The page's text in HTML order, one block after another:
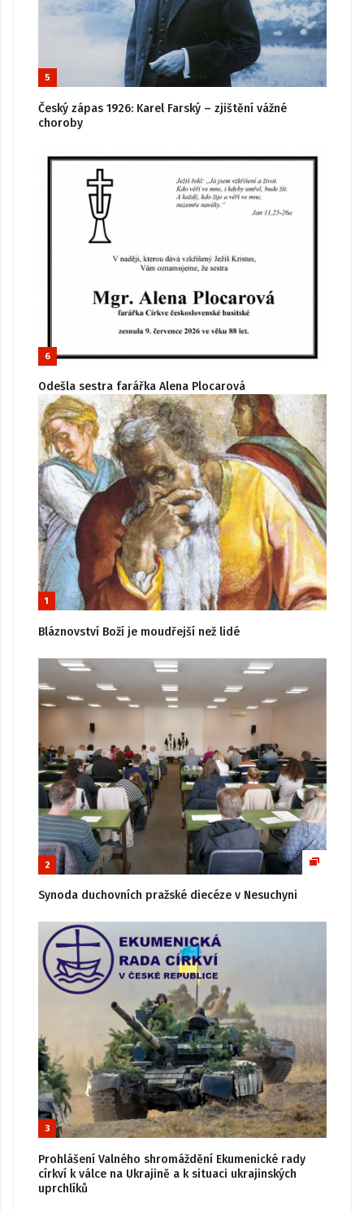
5
Český zápas 1926: Karel Farský – zjištění vážné
choroby
6
Odešla sestra farářka Alena Plocarová
1
Bláznovství Boží je moudřejší než lidé
2
Synoda duchovních pražské diecéze v Nesuchyni
3
Prohlášení Valného shromáždění Ekumenické rady
církví k válce na Ukrajině a k situaci ukrajinských
uprchlíků